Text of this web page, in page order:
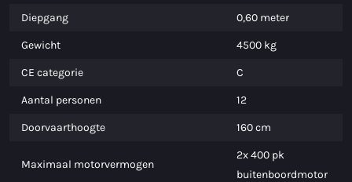
Diepgang 0,60 meter
Gewicht 4500 kg
CE categorie C
Aantal personen 12
Doorvaarthoogte 160 cm
Maximaal motorvermogen
2x 400 pk
buitenboordmotor